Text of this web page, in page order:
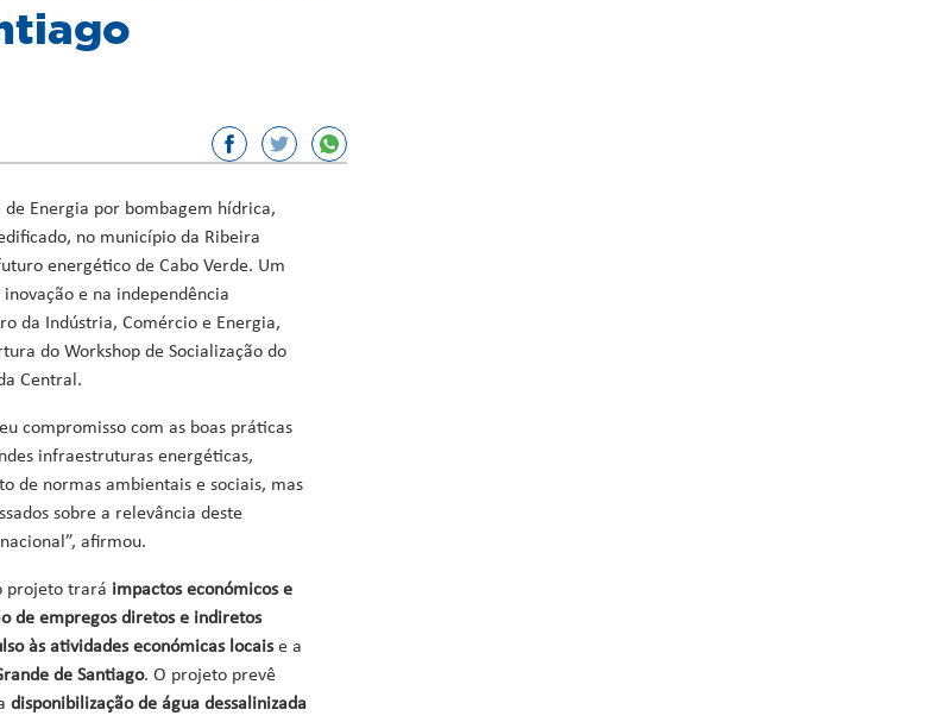
Energia por bombagem hídrica,
no município da Ribeira
energético de Cabo Verde. Um
e na independência
da Indústria, Comércio e Energia,
do Workshop de Socialização do
Central.
compromisso com as boas práticas
infraestruturas energéticas,
de normas ambientais e sociais, mas
sobre a relevância deste
afirmou.
projeto trará impactos económicos e
de empregos diretos e indiretos
às atividades económicas locaise a
de Santiago. O projeto prevê
disponibilização de água dessalinizada